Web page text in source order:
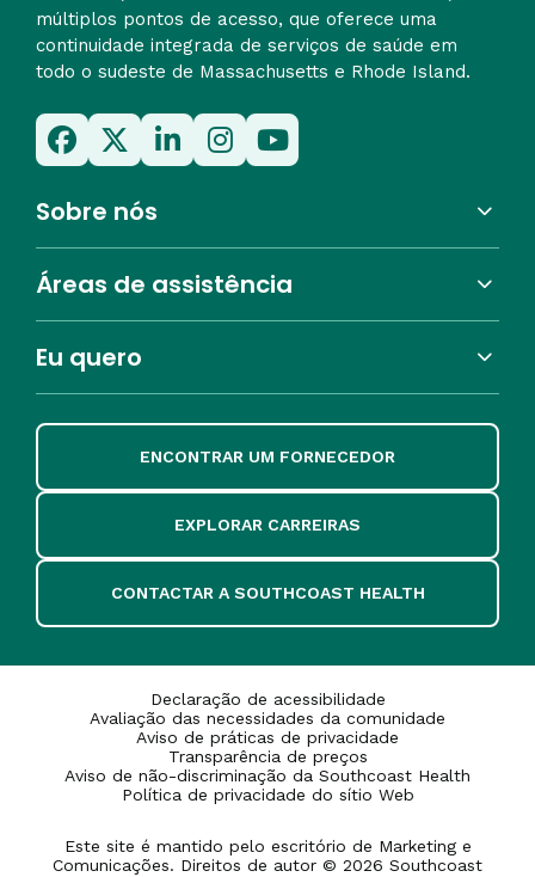
múltiplos pontos de acesso, que oferece uma
continuidade integrada de serviços de saúde em
todo o sudeste de Massachusetts e Rhode Island.
Sobre nós
Áreas de assistência
Eu quero
ENCONTRAR UM FORNECEDOR
EXPLORAR CARREIRAS
CONTACTAR A SOUTHCOAST HEALTH
Declaração de acessibilidade
Avaliação das necessidades da comunidade
Aviso de práticas de privacidade
Transparência de preços
Aviso de não-discriminação da Southcoast Health
Política de privacidade do sítio Web
Este site é mantido pelo escritório de Marketing e
Comunicações. Direitos de autor © 2026 Southcoast